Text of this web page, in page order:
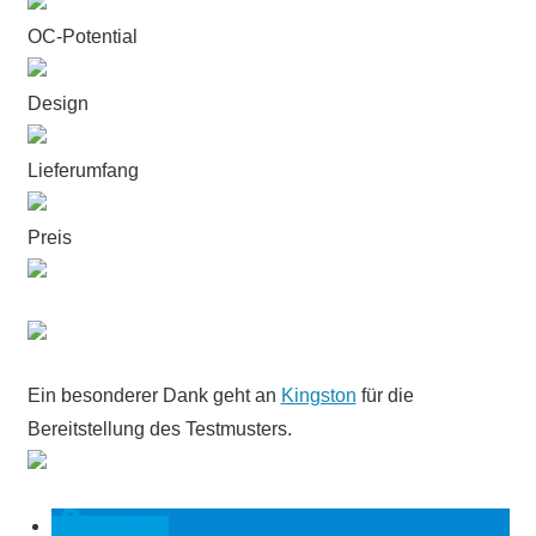
OC-Potential
Design
Lieferumfang
Preis
Ein besonderer Dank geht an Kingston für die
Bereitstellung des Testmusters.